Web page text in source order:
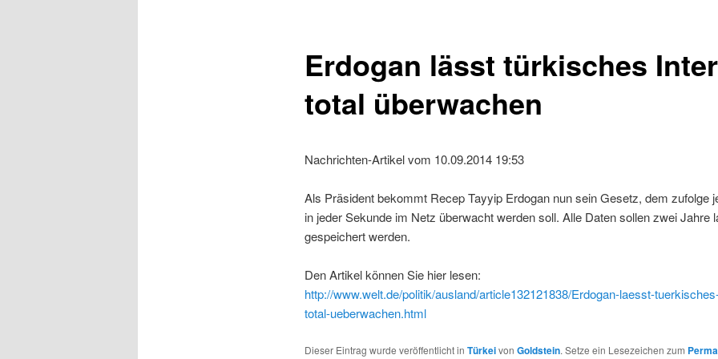
Erdogan lässt türkisches
total überwachen
Nachrichten-Artikel vom 10.09.2014 19:53
Als Präsident bekommt Recep Tayyip Erdogan nun sein Gesetz, dem zufolge
in jeder Sekunde im Netz überwacht werden soll. Alle Daten sollen zwei Jahre
gespeichert werden.
Den Artikel können Sie hier lesen:
http://www.welt.de/politik/ausland/article132121838/Erdogan-laesst-
total-ueberwachen.html
Dieser Eintrag wurde veröffentlicht in Türkeivon Goldstein. Setze ein Lesezeichen zum